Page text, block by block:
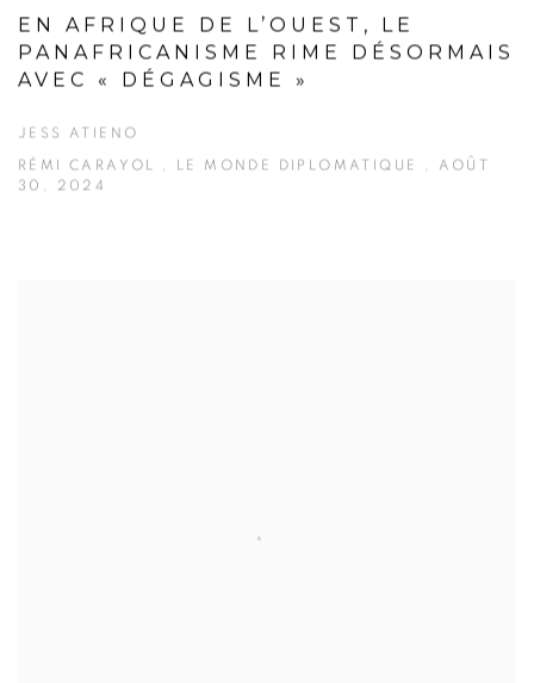
EN AFRIQUE DE L’OUEST, LE
PANAFRICANISME RIME DÉSORMAIS
AVEC « DÉGAGISME »
JESS ATIENO
RÉMI CARAYOL , LE MONDE DIPLOMATIQUE , AOÛT
30, 2024